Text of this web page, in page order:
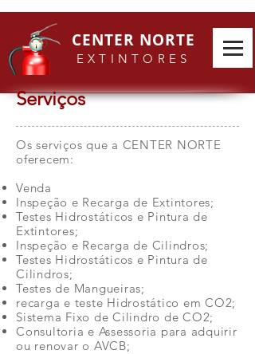
CENTER NORTE
E XTINTORES
Serviços
Os serviços que a CENTER NORTE
oferecem:
Venda
Inspeção e Recarga de Extintores;
Testes Hidrostáticos e Pintura de
Extintores;
Inspeção e Recarga de Cilindros;
Testes Hidrostáticos e Pintura de
Cilindros;
Testes de Mangueiras;
recarga e teste Hidrostático em CO2;
Sistema Fixo de Cilindro de CO2;
Consultoria e Assessoria para adquirir
ou renovar o AVCB;